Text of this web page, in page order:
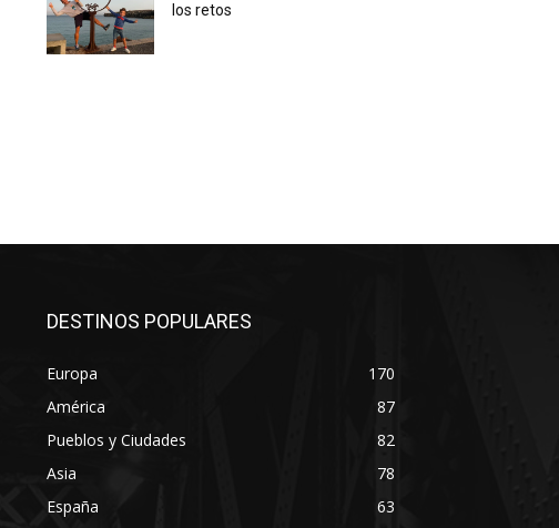
los retos
DESTINOS POPULARES
Europa
170
América
87
Pueblos y Ciudades
82
Asia
78
España
63